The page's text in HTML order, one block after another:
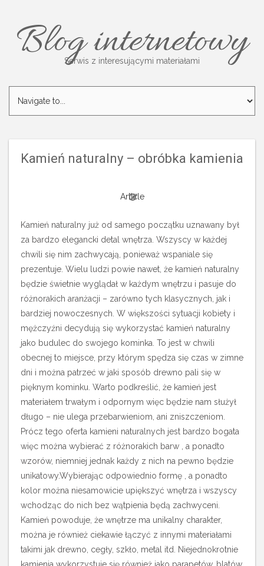
Blog internetowy
Serwis z interesującymi materiałami
Kamień naturalny – obróbka kamienia
Article
Kamień naturalny już od samego początku uznawany był
za bardzo elegancki detal wnętrza. Wszyscy w każdej
chwili się nim zachwycają, ponieważ wspaniale się
prezentuje. Wielu ludzi powie nawet, że kamień naturalny
będzie świetnie wyglądał w każdym wnętrzu i pasuje do
różnorakich aranżacji – zarówno tych klasycznych, jak i
bardziej nowoczesnych. W większości sytuacji kobiety i
mężczyźni decydują się wykorzystać kamień naturalny
jako budulec do swojego kominka. To jest w chwili
obecnej to miejsce, przy którym spędza się czas w zimne
dni i można patrzeć w jaki sposób drewno pali się w
pięknym kominku. Warto podkreślić, że kamień jest
materiałem trwałym i odpornym więc będzie nam służył
długo – nie ulega przebarwieniom, ani zniszczeniom.
Prócz tego oferta kamieni naturalnych jest bardzo bogata
więc można wybierać z różnorakich barw , a ponadto
wzorów, niemniej jednak każdy z nich na pewno będzie
unikatowy.Wybierając odpowiednio formę , a ponadto
kolor można niesamowicie upiększyć wnętrza i wszyscy
wchodząc do nich bez wątpienia będą zachwyceni.
Kamień powoduje, że wnętrze ma unikalny charakter,
można je również ciekawie łączyć z innymi materiałami
takimi jak drewno, cegły, szkło, metal itd. Niejednokrotnie